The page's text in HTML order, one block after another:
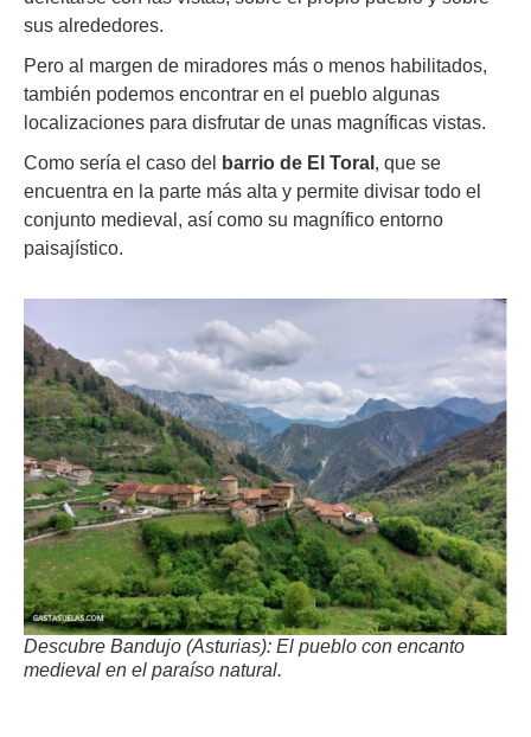
sus alrededores.
Pero al margen de miradores más o menos habilitados,
también podemos encontrar en el pueblo algunas
localizaciones para disfrutar de unas magníficas vistas.
Como sería el caso del
barrio de El Toral , que se
encuentra en la parte más alta y permite divisar todo el
conjunto medieval, así como su magnífico entorno
paisajístico.
Descubre Bandujo (Asturias): El pueblo con encanto
medieval en el paraíso natural.